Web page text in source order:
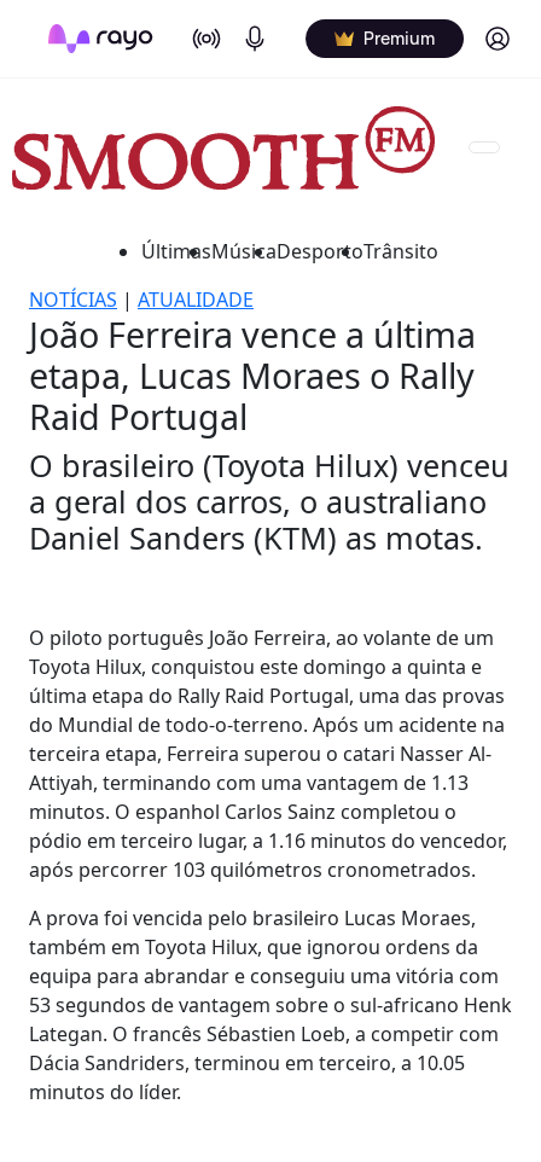
On Air Podcasts Premium Log in
ÚltimasMúsicaDesportoTrânsito
NOTÍCIAS | ATUALIDADE
João Ferreira vence a última
etapa, Lucas Moraes o Rally
Raid Portugal
O brasileiro (Toyota Hilux) venceu
a geral dos carros, o australiano
Daniel Sanders (KTM) as motas.
O piloto português João Ferreira, ao volante de um
Toyota Hilux, conquistou este domingo a quinta e
última etapa do Rally Raid Portugal, uma das provas
do Mundial de todo-o-terreno. Após um acidente na
terceira etapa, Ferreira superou o catari Nasser Al-
Attiyah, terminando com uma vantagem de 1.13
minutos. O espanhol Carlos Sainz completou o
pódio em terceiro lugar, a 1.16 minutos do vencedor,
após percorrer 103 quilómetros cronometrados.
A prova foi vencida pelo brasileiro Lucas Moraes,
também em Toyota Hilux, que ignorou ordens da
equipa para abrandar e conseguiu uma vitória com
53 segundos de vantagem sobre o sul-africano Henk
Lategan. O francês Sébastien Loeb, a competir com
Dácia Sandriders, terminou em terceiro, a 10.05
minutos do líder.